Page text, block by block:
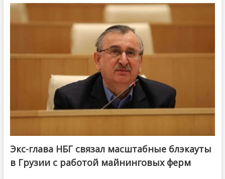
Экс-глава НБГ связал масштабные блэкауты
в Грузии с работой майнинговых ферм